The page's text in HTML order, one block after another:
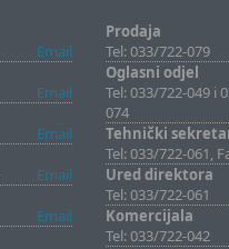
Email
Email
Email
Email
Email
Prodaja
Tel: 033/722-079
Oglasni odjel
Tel: 033/722-049 i
074
Tehnički
Tel: 033/722-061,
Ured direktora
Tel: 033/722-061
Komercijala
Tel: 033/722-042